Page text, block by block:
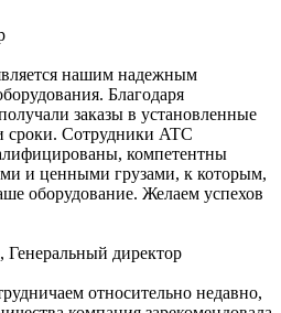
нашим надежным
Благодаря
заказы в установленные
сроки. Сотрудники ATC
компетентны
и ценными грузами, к которым,
оборудование. Желаем успехов
директор
относительно недавно,